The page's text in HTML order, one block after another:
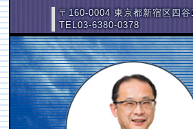
〒160-0004 東京都新宿区四
TEL03-6380-0378